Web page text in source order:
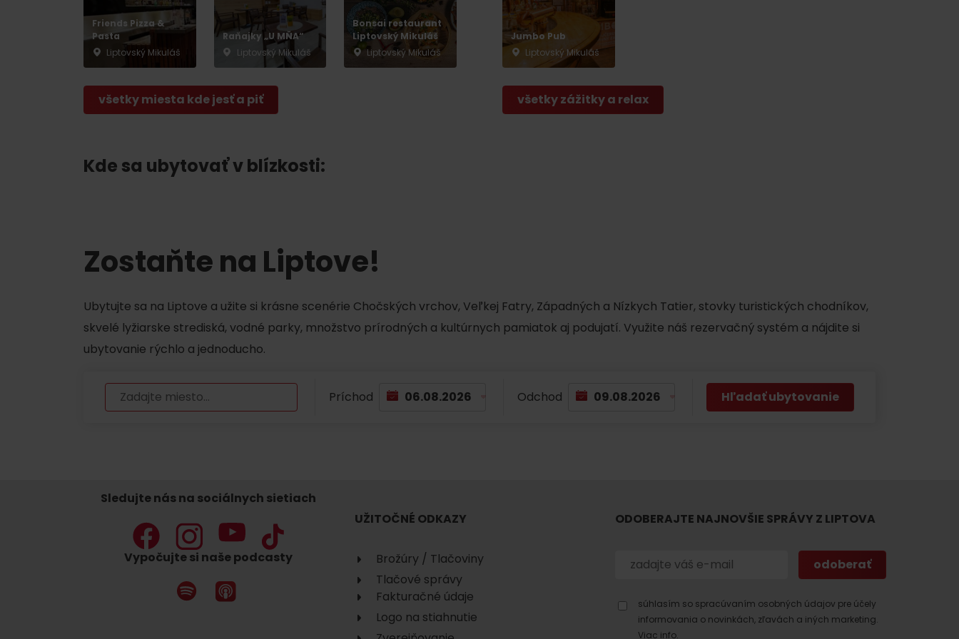
TOP ATRAKCIE
Potrebuješ požičať lyže alebo bicykel?
Servisy
No data found for this source.
Nemáš auto a potrebuješ zviesť?
Mara Bus
Vlaková
Taxi
No data found for this source.
Friends Pizza &
Pasta
Liptovský Mikuláš
Raňajky „U MŇA“
Liptovský Mikuláš
Bonsai restaurant
Liptovský Mikuláš
Liptovský Mikuláš
všetky miesta kde jesť a piť
Jumbo Pub
Liptovský Mikuláš
všetky zážitky a relax
Kde sa ubytovať v blízkosti:
Zostaňte na Liptove!
Ubytujte sa na Liptove a užite si krásne scenérie Chočských vrchov, Veľkej Fatry, Západných a Nízkych Tatier, stovky turistických chodníkov,
skvelé lyžiarske strediská, vodné parky, množstvo prírodných a kultúrnych pamiatok aj podujatí. Využite náš rezervačný systém a nájdite si
ubytovanie rýchlo a jednoducho.
Príchod Odchod Hľadať ubytovanie
Sledujte nás na sociálnych sietiach
Vypočujte si naše podcasty
UŽITOČNÉ ODKAZY
Brožúry / Tlačoviny
Tlačové správy
Fakturačné údaje
Logo na stiahnutie
ODOBERAJTE NAJNOVŠIE SPRÁVY Z LIPTOVA
súhlasím so spracúvaním osobných údajov pre účely
informovania o novinkách, zľavách a iných marketing.
Viac info.